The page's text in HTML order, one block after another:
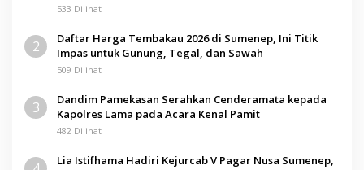
533 Dilihat
2
Daftar Harga Tembakau 2026 di Sumenep, Ini Titik
Impas untuk Gunung, Tegal, dan Sawah
509 Dilihat
3
Dandim Pamekasan Serahkan Cenderamata kepada
Kapolres Lama pada Acara Kenal Pamit
482 Dilihat
Lia Istifhama Hadiri Kejurcab V Pagar Nusa Sumenep,